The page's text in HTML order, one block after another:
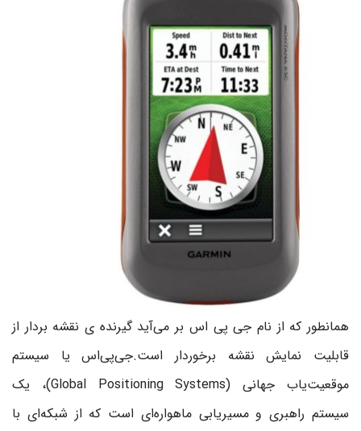
همانطور که از نام جی پی اس بر می‌‌آید گیرنده ی نقشه بردار از
قابلیت نمایش نقشه برخوردار است.جی‌پی‌اس یا سیستم
موقعیت‌یاب جهانی (Global Positioning Systems)، یک
سیستم راهبری و مسیریابی ماهواره‌ای است که از شبکه‌ای با